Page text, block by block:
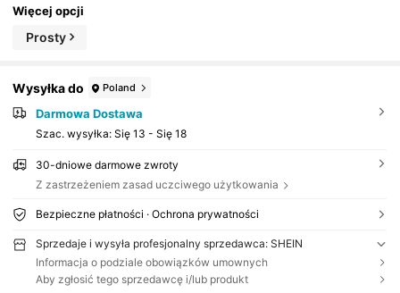
Więcej opcji
Prosty
Wysyłka do Poland
Darmowa Dostawa
Szac. wysyłka: Się 13 - Się 18
30-dniowe darmowe zwroty
Z zastrzeżeniem zasad uczciwego użytkowania
Bezpieczne płatności · Ochrona prywatności
Sprzedaje i wysyła profesjonalny sprzedawca: SHEIN
Informacja o podziale obowiązków umownych
Aby zgłosić tego sprzedawcę i/lub produkt